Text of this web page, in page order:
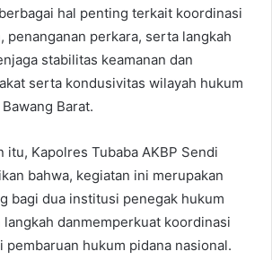
hal penting terkait koordinasi
penanganan perkara, serta langkah
stabilitas keamanan dan
serta kondusivitas wilayah hukum
Barat.
itu, Kapolres Tubaba AKBP Sendi
bahwa, kegiatan ini merupakan
bagi dua institusi penegak hukum
danmemperkuat koordinasi
pembaruan hukum pidana nasional.